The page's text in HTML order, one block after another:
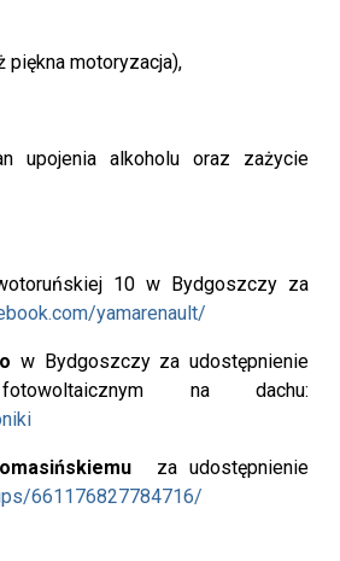
piękna motoryzacja),
upojenia alkoholu oraz zażycie
10 w Bydgoszczy za
yamarenault/
w Bydgoszczy za udostępnienie
na dachu:
za udostępnienie
661176827784716/